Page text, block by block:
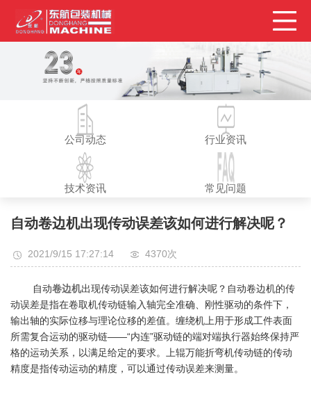
公司动态 行业资讯
技术资讯 常见问题
自动卷边机出现传动误差该如何进行解决呢？
2021/9/15 17:27:14 4370次
自动卷边机出现传动误差该如何进行解决呢？自动卷边机的传
动误差是指在卷取机传动链输入轴完全准确、刚性驱动的条件下，
输出轴的实际位移与理论位移的差值。缠绕机上用于形成工件表面
所需复合运动的驱动链——“内连”驱动链的端对端执行器始终保持严
格的运动关系，以满足给定的要求。上辊万能折弯机传动链的传动
精度是指传动运动的精度，可以通过传动误差来测量。